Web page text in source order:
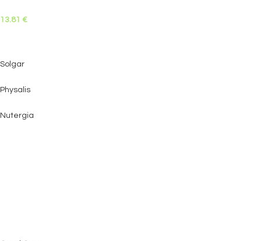
13.81 €
Solgar
Physalis
Nutergia